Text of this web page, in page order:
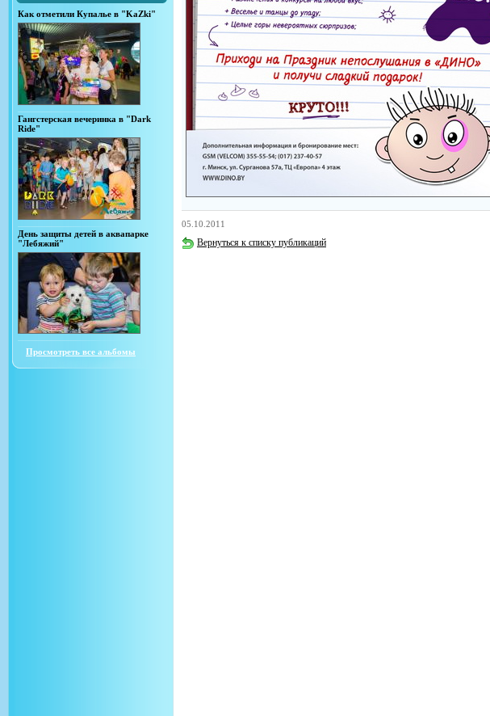
Как отметили Купалье в "KaZki"
Гангстерская вечеринка в "Dark
Ride"
День защиты детей в аквапарке
"Лебяжий"
Просмотреть все альбомы
05.10.2011
Вернуться к списку публикаций